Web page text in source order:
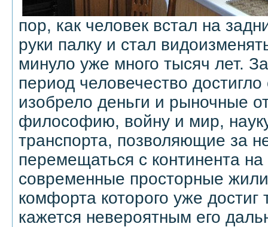
пор, как человек встал на
руки палку и стал
минуло уже много тысяч лет.
период человечество
изобрело деньги и рыночные
философию, войну и мир,
транспорта, позволяющие за
перемещаться с континента на
современные просторные
комфорта которого уже достиг
кажется невероятным его